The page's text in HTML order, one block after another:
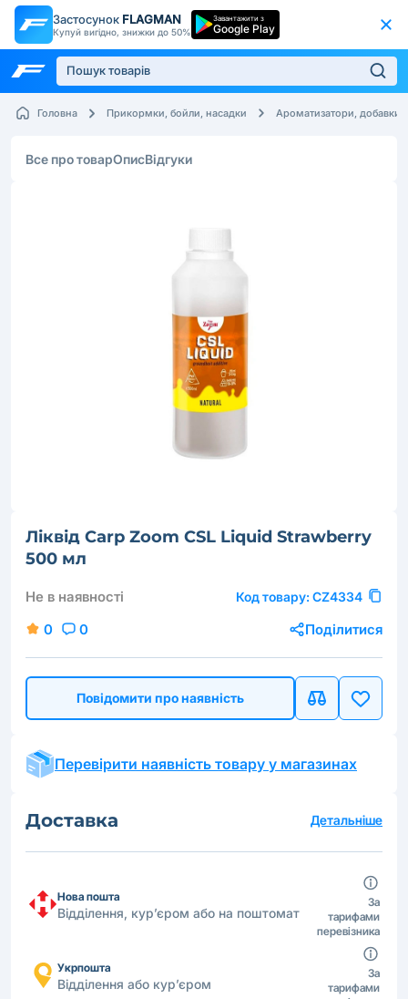
Застосунок FLAGMAN
Купуй вигідно, знижки до 50%
Завантажити з
Google Play
Головна Прикормки, бойли, насадки Ароматизатори, добавки
Все про товарОписВідгуки
Ліквід Carp Zoom CSL Liquid Strawberry
500 мл
Не в наявності Код товару: CZ4334
0 0 Поділитися
Повідомити про наявність
Перевірити наявність товару у магазинах
Доставка Детальніше
Нова пошта
Відділення, кур’єром або на поштомат
За
тарифами
перевізника
Укрпошта
Відділення або кур’єром
За
тарифами